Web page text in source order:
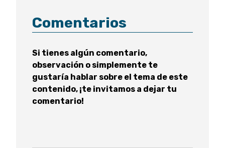
Comentarios
Si tienes algún comentario,
observación o simplemente te
gustaría hablar sobre el tema de este
contenido, ¡te invitamos a dejar tu
comentario!